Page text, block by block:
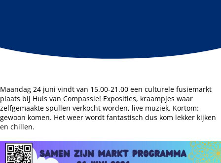
Maandag 24 juni vindt van 15.00-21.00 een culturele fusiemarkt
plaats bij Huis van Compassie! Exposities, kraampjes waar
zelfgemaakte spullen verkocht worden, live muziek. Kortom:
gewoon komen. Het weer wordt fantastisch dus kom lekker kijken
en chillen.